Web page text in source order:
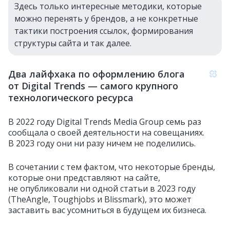
Здесь только интересные методики, которые
можно перенять у брендов, а не конкретные
тактики построения ссылок, формирования
структуры сайта и так далее.
Два лайфхака по оформлению блога
от Digital Trends — самого крупного
технологического ресурса
В 2022 году Digital Trends Media Group семь раз
сообщала о своей деятельности на совещаниях.
В 2023 году они ни разу ничем не поделились.
В сочетании с тем фактом, что некоторые бренды,
которые они представляют на сайте,
не опубликовали ни одной статьи в 2023 году
(TheAngle, Toughjobs и Blissmark), это может
заставить вас усомниться в будущем их бизнеса.